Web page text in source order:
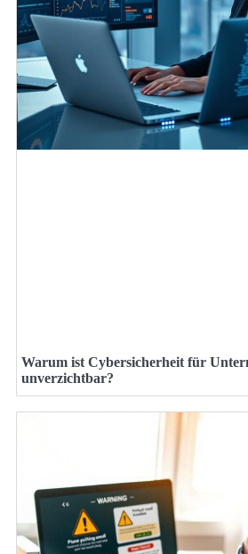
Warum ist Cybersicherheit für
unverzichtbar?